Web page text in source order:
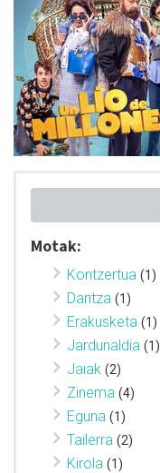
Motak:
Kontzertua (1)
Dantza (1)
Erakusketa (1)
Jardunaldia (1)
Jaiak (2)
Zinema (4)
Eguna (1)
Tailerra (2)
Kirola (1)